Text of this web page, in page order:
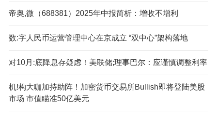
帝奥,微（688381）2025年中报简析：增收不增利
数:字人民币运营管理中心在京成立 “双中心”架构落地
对10月:底降息存疑虑！美联储;理事巴尔：应谨慎调整利率
机!构大咖加持助阵！加密货币交易所Bullish即将登陆美股
市场 市值瞄准50亿美元